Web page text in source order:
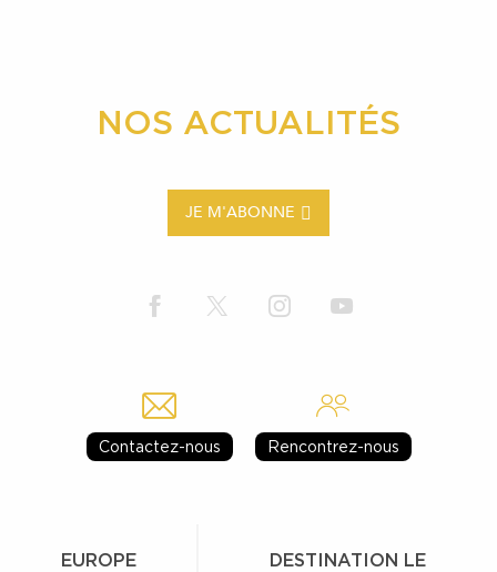
NOS ACTUALITÉS
JE M'ABONNE
Contactez-nous Rencontrez-nous
EUROPE
DESTINATION LE